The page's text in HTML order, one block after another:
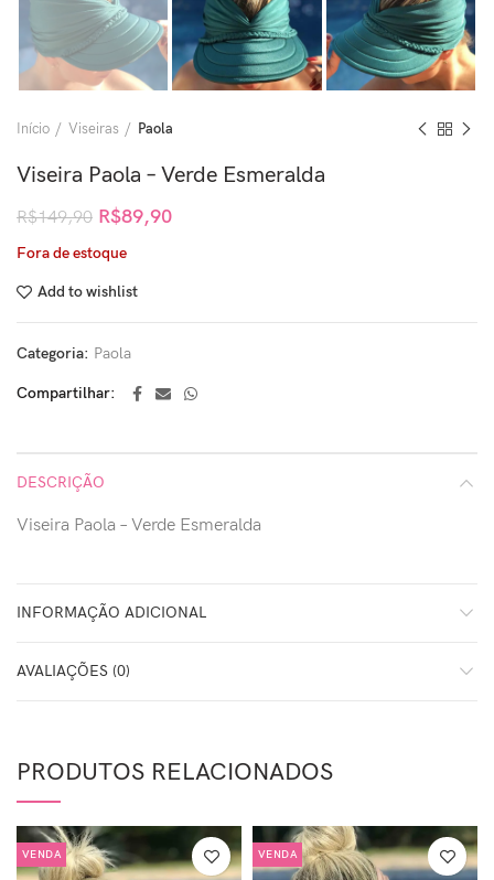
Início Viseiras Paola
Viseira Paola – Verde Esmeralda
R$149,90 R$89,90
Fora de estoque
Add to wishlist
Categoria: Paola
Compartilhar
DESCRIÇÃO
Viseira Paola – Verde Esmeralda
INFORMAÇÃO ADICIONAL
AVALIAÇÕES (0)
PRODUTOS RELACIONADOS
VENDA VENDA